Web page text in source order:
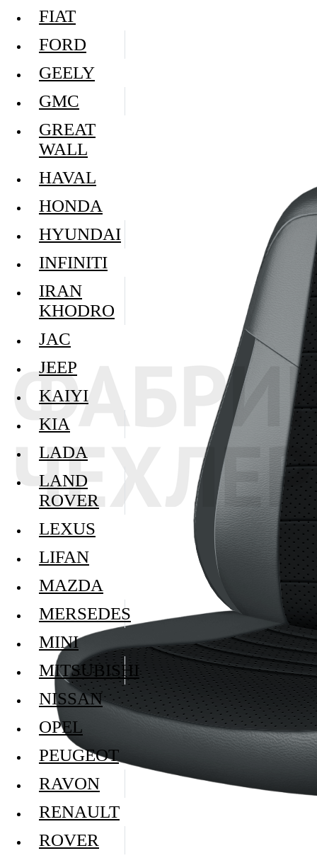
FIAT
FORD
GEELY
GMC
GREAT
WALL
HAVAL
HONDA
HYUNDAI
INFINITI
IRAN
KHODRO
JAC
JEEP
KAIYI
KIA
LADA
LAND
ROVER
LEXUS
LIFAN
MAZDA
MERSEDES
MINI
MITSUBISHI
NISSAN
OPEL
PEUGEOT
RAVON
RENAULT
ROVER